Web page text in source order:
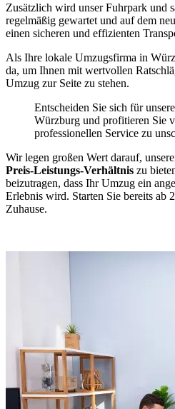
Zusätzlich wird unser Fuhrpark und
regelmäßig gewartet und auf dem
einen sicheren und effizienten
Als Ihre lokale Umzugsfirma in
da, um Ihnen mit wertvollen
Umzug zur Seite zu stehen.
Entscheiden Sie sich für
Würzburg und profitieren Sie
professionellen Service zu
Wir legen großen Wert darauf,
Preis-Leistungs-Verhältnis zu
beizutragen, dass Ihr Umzug ein
Erlebnis wird. Starten Sie bereits ab
Zuhause.